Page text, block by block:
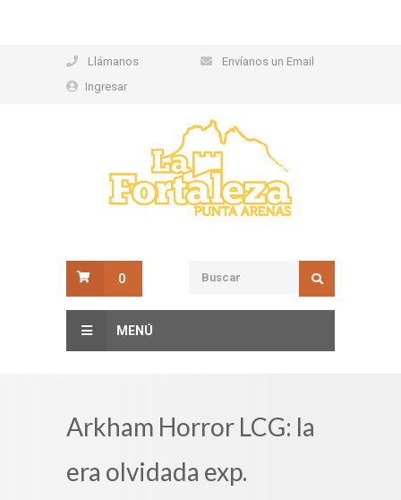
Llámanos
Envíanos un Email
Ingresar
0
MENÚ
Arkham Horror LCG: la
era olvidada exp.